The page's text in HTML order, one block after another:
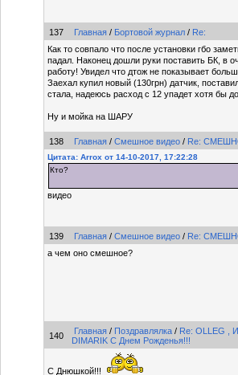
137 Главная / Бортовой журнал / Re:
Как то совпало что после установки гбо
падал. Наконец дошли руки поставить БК, в
работу! Увидел что дтож не показывает
Заехал купил новый (130грн) датчик,
стала, надеюсь расход с 12 упадет хотя бы
Ну и мойка на ШАРУ
138 Главная / Смешное видео / Re:
Цитата: Arrox от 14-10-2017, 17:22:28
Кто?
видео
139 Главная / Смешное видео / Re:
а чем оно смешное?
140 Главная / Поздравлялка / Re: OLLEG ,
DIMARIK С Днем Рожденья!!!
С Днюшкой!!!